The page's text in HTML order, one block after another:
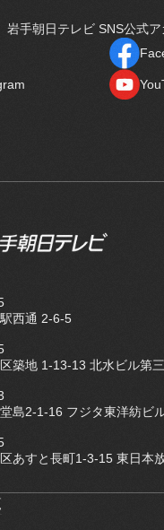
岩手朝日テレビ SNS公式ア
西通 2-6-5
築地 1-13-13 北水ビル第
島2-1-16 フジタ東洋紡ビ
あすと長町1-3-15 東日本